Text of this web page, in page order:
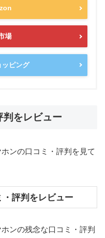
場
ピング
をレビュー
ンの口コミ・評判を見て
評判をレビュー
ンの残念な口コミ・評判